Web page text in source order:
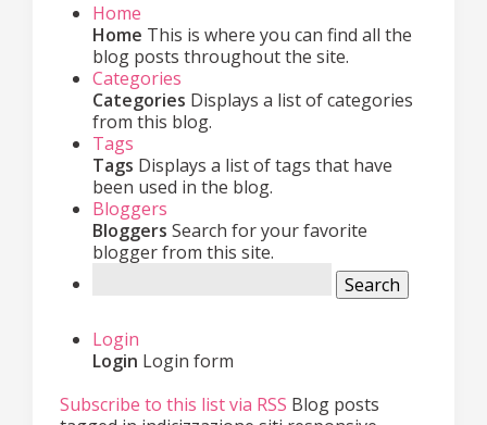
Home
Home This is where you can find all the
blog posts throughout the site.
Categories
Categories Displays a list of categories
from this blog.
Tags
Tags Displays a list of tags that have
been used in the blog.
Bloggers
Bloggers Search for your favorite
blogger from this site.
Search
Login
Login Login form
Subscribe to this list via RSS Blog posts